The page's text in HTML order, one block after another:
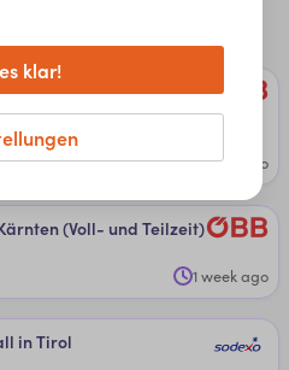
Puch­heim/Brau­
un­d ­Teil­zeit)
6 days ago
(­Vol­l- un­d ­Teil­zeit)
1 week ago
in ­Ti­rol
klar!